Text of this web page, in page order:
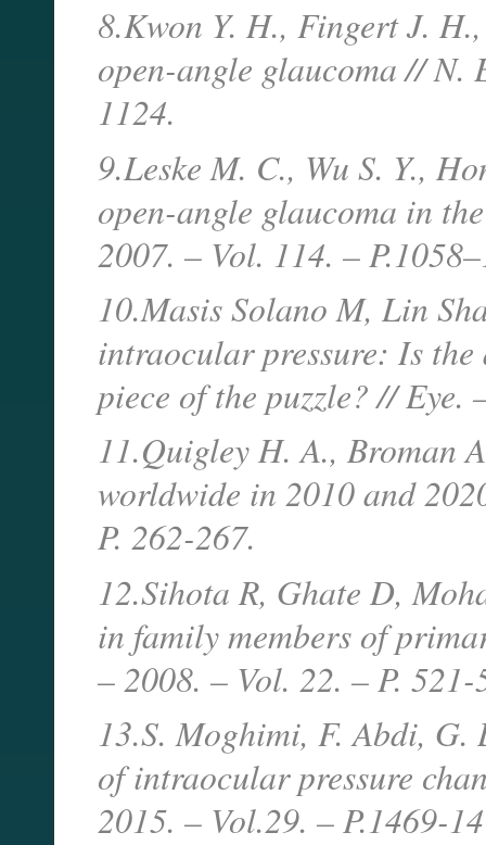
8.Kwon Y. H., Fingert J.
open-angle glaucoma // N.
1124.
9.Leske M. C., Wu S. Y.,
open-angle glaucoma in
2007. – Vol. 114. –
10.Masis Solano M, Lin
intraocular pressure: Is
piece of the puzzle? //
11.Quigley H. A., Broman
worldwide in 2010 and
P. 262-267.
12.Sihota R, Ghate D,
in family members of
– 2008. – Vol. 22. – P.
13.S. Moghimi, F. Abdi, G.
of intraocular pressure
2015. – Vol.29. – P.1469-